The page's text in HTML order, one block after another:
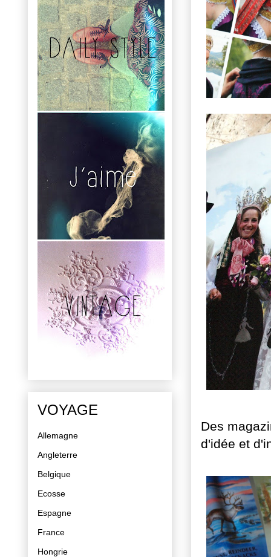
Des
d'idée et
VOYAGE
Allemagne
Angleterre
Belgique
Ecosse
Espagne
France
Hongrie